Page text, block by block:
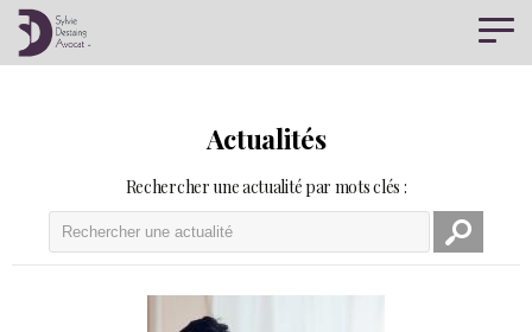
Actualités
Rechercher une actualité par mots clés :
Panneau de gestion des cookies